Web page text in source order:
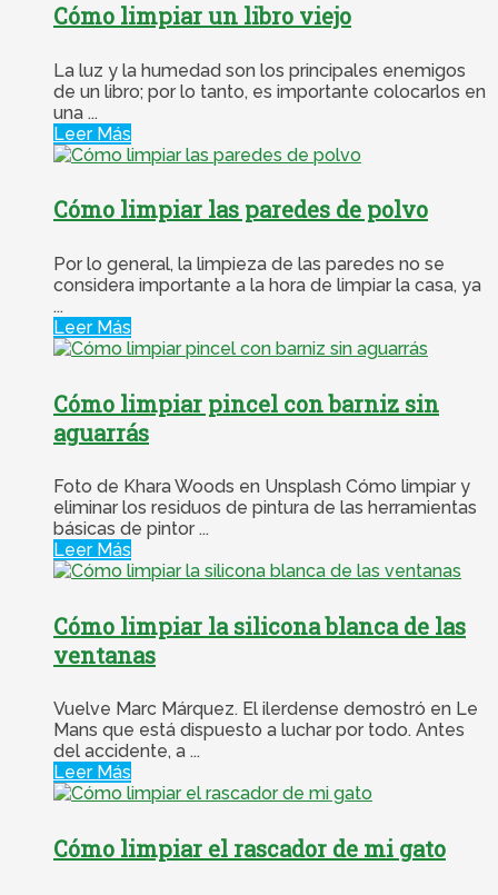
Cómo limpiar un libro viejo
La luz y la humedad son los principales enemigos
de un libro; por lo tanto, es importante colocarlos en
una ...
Leer Más
Cómo limpiar las paredes de polvo
Por lo general, la limpieza de las paredes no se
considera importante a la hora de limpiar la casa, ya
...
Leer Más
Cómo limpiar pincel con barniz sin
aguarrás
Foto de Khara Woods en Unsplash Cómo limpiar y
eliminar los residuos de pintura de las herramientas
básicas de pintor ...
Leer Más
Cómo limpiar la silicona blanca de las
ventanas
Vuelve Marc Márquez. El ilerdense demostró en Le
Mans que está dispuesto a luchar por todo. Antes
del accidente, a ...
Leer Más
Cómo limpiar el rascador de mi gato